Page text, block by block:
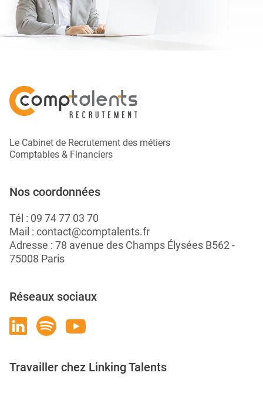
Le Cabinet de Recrutement des métiers
Comptables & Financiers
Nos coordonnées
Tél : 09 74 77 03 70
Mail : contact@comptalents.fr
Adresse : 78 avenue des Champs Élysées B562 -
75008 Paris
Réseaux sociaux
Travailler chez Linking Talents